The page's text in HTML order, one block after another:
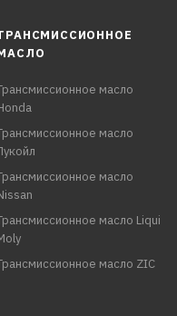
масло
масло
масло
масло Liqui
масло ZIC